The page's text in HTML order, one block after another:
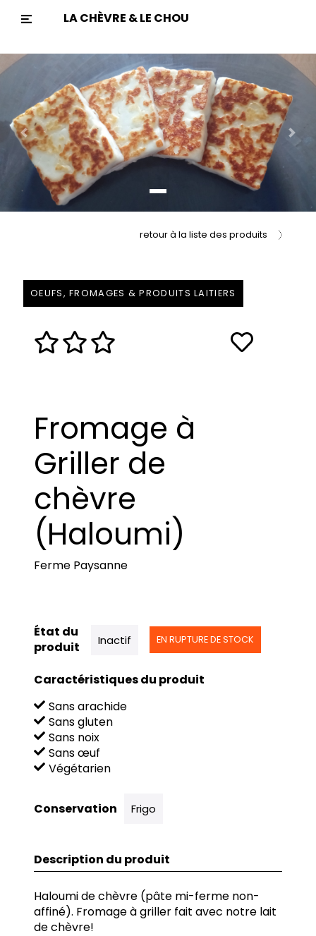
LA CHÈVRE & LE CHOU
Previous Next
OEUFS, FROMAGES & PRODUITS LAITIERS
retour à la liste des produits
Fromage à
Griller de
chèvre
(Haloumi)
Ferme Paysanne
État du
produit
Inactif EN RUPTURE DE STOCK
Caractéristiques du produit
Sans arachide
Sans gluten
Sans noix
Sans œuf
Végétarien
Conservation Frigo
Description du produit
Haloumi de chèvre (pâte mi-ferme non-
affiné). Fromage à griller fait avec notre lait
de chèvre!